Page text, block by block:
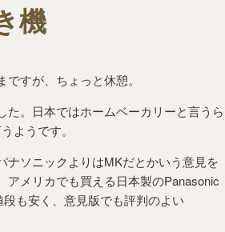
機
すが、ちょっと休憩。
た。日本ではホームベーカリーと言うら
ようです。
ナソニックよりはMKだとかいう意見を
メリカでも買える日本製のPanasonic
も安く、意見版でも評判のよい